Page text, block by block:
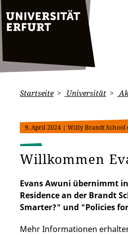
Startseite Universität
9. April 2024 | Willy Brandt School
Willkommen
Evans Awuni übernimmt
Residence an der Brandt
Smarter?" und "Policies
Mehr Informationen